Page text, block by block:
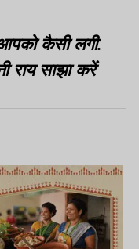
कैसी लगी.
राय साझा करें